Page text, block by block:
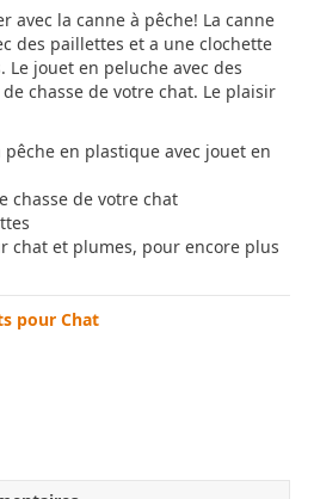
avec la canne à pêche! La canne
des paillettes et a une clochette
jouet en peluche avec des
chasse de votre chat. Le plaisir
en plastique avec jouet en
chasse de votre chat
chat et plumes, pour encore plus
pour Chat